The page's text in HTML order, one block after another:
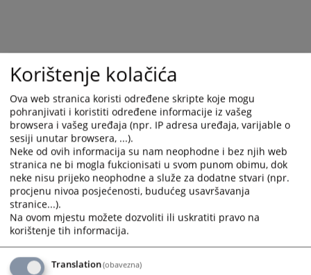
Korištenje kolačića
Ova web stranica koristi određene skripte koje mogu
pohranjivati i koristiti određene informacije iz vašeg
browsera i vašeg uređaja (npr. IP adresa uređaja, varijable o
sesiji unutar browsera, ...).
Neke od ovih informacija su nam neophodne i bez njih web
stranica ne bi mogla fukcionisati u svom punom obimu, dok
neke nisu prijeko neophodne a služe za dodatne stvari (npr.
procjenu nivoa posjećenosti, budućeg usavršavanja
stranice...).
Na ovom mjestu možete dozvoliti ili uskratiti pravo na
korištenje tih informacija.
Translation(obavezna)